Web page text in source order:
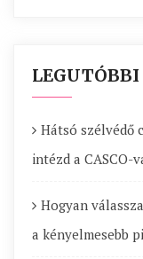
LEGUTÓBBI
Hátsó szélvédő
intézd a CASCO-
Hogyan
a kényelmesebb